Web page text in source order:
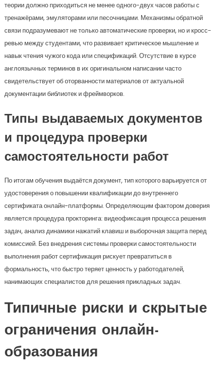
теории должно приходиться не менее одного-двух часов работы с
тренажёрами, эмуляторами или песочницами. Механизмы обратной
связи подразумевают не только автоматические проверки, но и кросс-
ревью между студентами, что развивает критическое мышление и
навык чтения чужого кода или спецификаций. Отсутствие в курсе
англоязычных терминов в их оригинальном написании часто
свидетельствует об оторванности материалов от актуальной
документации библиотек и фреймворков.
Типы выдаваемых документов
и процедура проверки
самостоятельности работ
По итогам обучения выдаётся документ, тип которого варьируется от
удостоверения о повышении квалификации до внутреннего
сертификата онлайн-платформы. Определяющим фактором доверия
является процедура прокторинга: видеофиксация процесса решения
задач, анализ динамики нажатий клавиш и выборочная защита перед
комиссией. Без внедрения системы проверки самостоятельности
выполнения работ сертификация рискует превратиться в
формальность, что быстро теряет ценность у работодателей,
нанимающих специалистов для решения прикладных задач.
Типичные риски и скрытые
ограничения онлайн-
образования